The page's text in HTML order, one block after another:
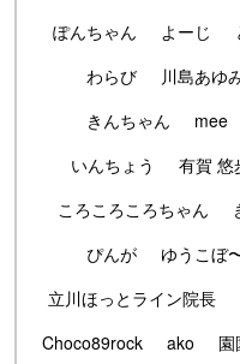
ぽんちゃん
よーじ
わらび
川島あゆ
きんちゃん
mee
いんちょう
有賀 悠
ころころころちゃん
ぴんが
ゆうこぼ
立川ほっとライン院長
Choco89rock
ako 園